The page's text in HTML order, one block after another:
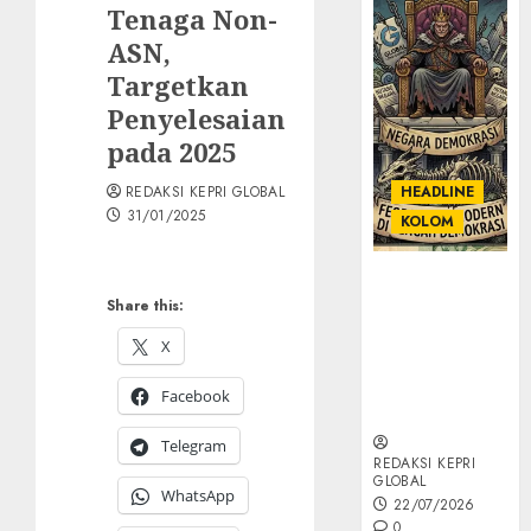
Tenaga Non-
ASN,
Targetkan
Penyelesaian
pada 2025
Share this:
X
Facebook
Telegram
WhatsApp
REDAKSI KEPRI GLOBAL
31/01/2025
HEADLINE
KOLOM
REDAKSI KEPRI
GLOBAL
22/07/2026